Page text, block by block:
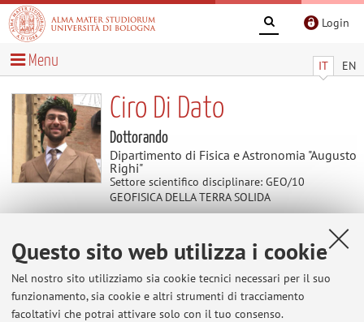
Questo sito web utilizza i cookie
Nel nostro sito utilizziamo sia cookie tecnici necessari per il suo
funzionamento, sia cookie e altri strumenti di tracciamento
facoltativi che potrai attivare solo con il tuo consenso.
Login
IT EN
Menu
Ciro Di Dato
Dottorando
Dipartimento di Fisica e Astronomia "Augusto
Righi"
Settore scientifico disciplinare: GEO/10
GEOFISICA DELLA TERRA SOLIDA
Avvisi
Al momento non sono presenti avvisi.